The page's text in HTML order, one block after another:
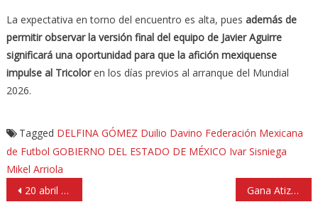
La expectativa en torno del encuentro es alta, pues además de
permitir observar la versión final del equipo de Javier Aguirre
significará una oportunidad para que la afición mexiquense
impulse al Tricoloren los días previos al arranque del Mundial
2026.
Tagged DELFINA GÓMEZ Duilio Davino Federación Mexicana
de Futbol GOBIERNO DEL ESTADO DE MÉXICO Ivar Sisniega
Mikel Arriola
Navegación
de
20 abril abren lateral de Periférico, Naucalpan, y a final de mes hasta Tepotzotlán Gana Atizapán de Zaragoza distinción Destino de Reuniones